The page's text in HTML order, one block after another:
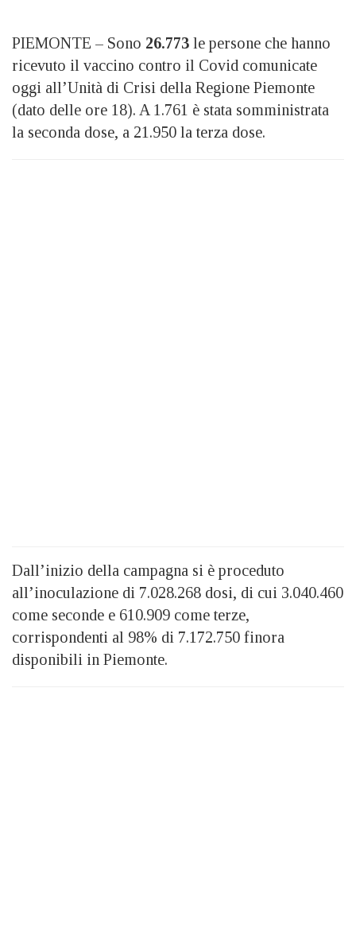
PIEMONTE – Sono 26.773 le persone che hanno
ricevuto il vaccino contro il Covid comunicate
oggi all’Unità di Crisi della Regione Piemonte
(dato delle ore 18). A 1.761 è stata somministrata
la seconda dose, a 21.950 la terza dose.
Dall’inizio della campagna si è proceduto
all’inoculazione di 7.028.268 dosi, di cui 3.040.460
come seconde e 610.909 come terze,
corrispondenti al 98% di 7.172.750 finora
disponibili in Piemonte.